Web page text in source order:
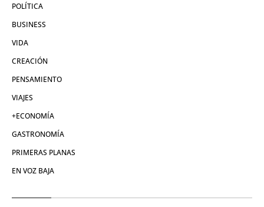
POLÍTICA
BUSINESS
VIDA
CREACIÓN
PENSAMIENTO
VIAJES
+ECONOMÍA
GASTRONOMÍA
PRIMERAS PLANAS
EN VOZ BAJA